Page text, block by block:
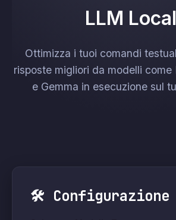
LLM
Ottimizza i tuoi comandi
risposte migliori da modelli
e Gemma in esecuzione sul
🛠 Configurazione